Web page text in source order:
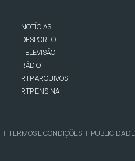
NOTÍCIAS
DESPORTO
TELEVISÃO
RÁDIO
RTP ARQUIVOS
RTP ENSINA
| TERMOS E CONDIÇÕES | PUBLICIDADE